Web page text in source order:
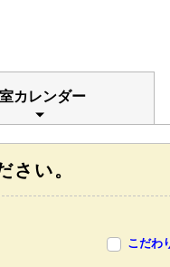
カレンダー
い。
こだわ